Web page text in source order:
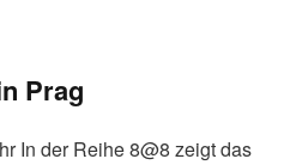
Prag
In der Reihe 8@8 zeigt das